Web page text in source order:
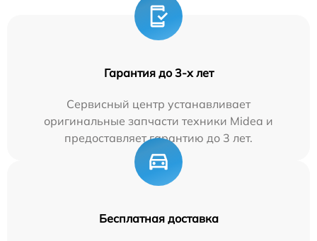
Гарантия до 3-х лет
Сервисный центр устанавливает
оригинальные запчасти техники Midea и
предоставляет гарантию до 3 лет.
Бесплатная доставка